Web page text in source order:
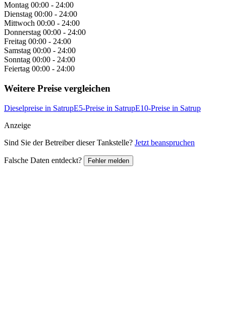
Montag 00:00 - 24:00
Dienstag 00:00 - 24:00
Mittwoch 00:00 - 24:00
Donnerstag 00:00 - 24:00
Freitag 00:00 - 24:00
Samstag 00:00 - 24:00
Sonntag 00:00 - 24:00
Feiertag 00:00 - 24:00
Weitere Preise vergleichen
Dieselpreise in SatrupE5-Preise in SatrupE10-Preise in Satrup
Anzeige
Sind Sie der Betreiber dieser Tankstelle? Jetzt beanspruchen
Falsche Daten entdeckt? Fehler melden